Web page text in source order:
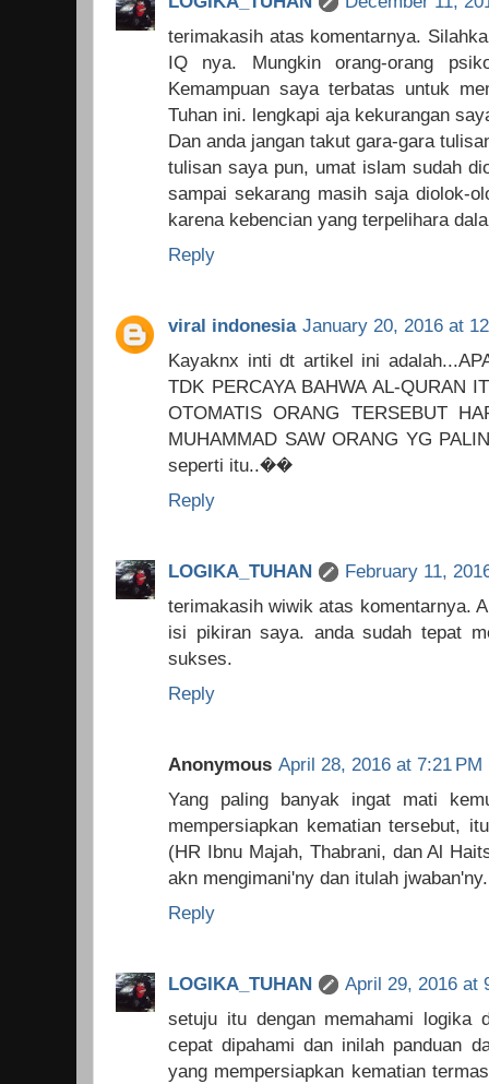
terimakasih atas komentarnya.
IQ nya. Mungkin orang-orang
Kemampuan saya terbatas untuk
Tuhan ini. lengkapi aja kekurangan
Dan anda jangan takut gara-gara
tulisan saya pun, umat islam sudah
sampai sekarang masih saja diolok-
karena kebencian yang terpelihara
Reply
viral indonesia January 20, 2016 at
Kayaknx inti dt artikel ini
TDK PERCAYA BAHWA AL-QURAN
OTOMATIS ORANG TERSEBUT
MUHAMMAD SAW ORANG YG
seperti itu..��
Reply
LOGIKA_TUHAN
February 11,
terimakasih wiwik atas komentarnya.
isi pikiran saya. anda sudah tepat
sukses.
Reply
Anonymous April 28, 2016 at 7:21 PM
Yang paling banyak ingat mati
mempersiapkan kematian tersebut,
(HR Ibnu Majah, Thabrani, dan Al
akn mengimani'ny dan itulah
Reply
LOGIKA_TUHAN
April 29, 2016 at
setuju itu dengan memahami logika
cepat dipahami dan inilah panduan
yang mempersiapkan kematian